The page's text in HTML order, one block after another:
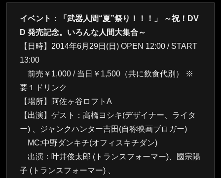
イベント：「武器人間“夏”祭り！！！」 ～祝！DV
D 発売記念。いろんな人間大集合～
【日時】2014年6月29日(日) OPEN 12:00 / START
13:00
前売￥1,000 / 当日￥1,500（共に飲食代別） ※
要１ドリンク
【場所】阿佐ヶ谷ロフトA
【出演】ゲスト：高橋ヨシキ(デザイナー、ライタ
ー) 、ジャンクハンター吉田(自称映画ブロガー)
MC:中野ダンキチ(オフィスキチダン)
出演：叶井俊太郎 (トランスフォーマー)、國宗陽
子 (トランスフォーマー) 、